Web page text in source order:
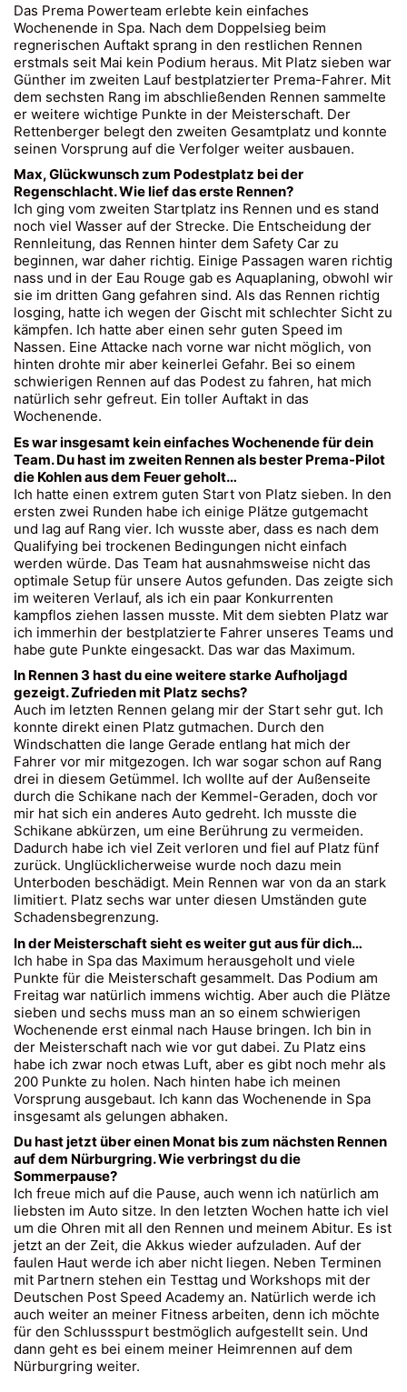
Das Prema Powerteam erlebte kein einfaches
Wochenende in Spa. Nach dem Doppelsieg beim
regnerischen Auftakt sprang in den restlichen Rennen
erstmals seit Mai kein Podium heraus. Mit Platz sieben war
Günther im zweiten Lauf bestplatzierter Prema-Fahrer. Mit
dem sechsten Rang im abschließenden Rennen sammelte
er weitere wichtige Punkte in der Meisterschaft. Der
Rettenberger belegt den zweiten Gesamtplatz und konnte
seinen Vorsprung auf die Verfolger weiter ausbauen.
Max, Glückwunsch zum Podestplatz bei der
Regenschlacht. Wie lief das erste Rennen?
Ich ging vom zweiten Startplatz ins Rennen und es stand
noch viel Wasser auf der Strecke. Die Entscheidung der
Rennleitung, das Rennen hinter dem Safety Car zu
beginnen, war daher richtig. Einige Passagen waren richtig
nass und in der Eau Rouge gab es Aquaplaning, obwohl wir
sie im dritten Gang gefahren sind. Als das Rennen richtig
losging, hatte ich wegen der Gischt mit schlechter Sicht zu
kämpfen. Ich hatte aber einen sehr guten Speed im
Nassen. Eine Attacke nach vorne war nicht möglich, von
hinten drohte mir aber keinerlei Gefahr. Bei so einem
schwierigen Rennen auf das Podest zu fahren, hat mich
natürlich sehr gefreut. Ein toller Auftakt in das
Wochenende.
Es war insgesamt kein einfaches Wochenende für dein
Team. Du hast im zweiten Rennen als bester Prema-Pilot
die Kohlen aus dem Feuer geholt…
Ich hatte einen extrem guten Start von Platz sieben. In den
ersten zwei Runden habe ich einige Plätze gutgemacht
und lag auf Rang vier. Ich wusste aber, dass es nach dem
Qualifying bei trockenen Bedingungen nicht einfach
werden würde. Das Team hat ausnahmsweise nicht das
optimale Setup für unsere Autos gefunden. Das zeigte sich
im weiteren Verlauf, als ich ein paar Konkurrenten
kampflos ziehen lassen musste. Mit dem siebten Platz war
ich immerhin der bestplatzierte Fahrer unseres Teams und
habe gute Punkte eingesackt. Das war das Maximum.
In Rennen 3 hast du eine weitere starke Aufholjagd
gezeigt. Zufrieden mit Platz sechs?
Auch im letzten Rennen gelang mir der Start sehr gut. Ich
konnte direkt einen Platz gutmachen. Durch den
Windschatten die lange Gerade entlang hat mich der
Fahrer vor mir mitgezogen. Ich war sogar schon auf Rang
drei in diesem Getümmel. Ich wollte auf der Außenseite
durch die Schikane nach der Kemmel-Geraden, doch vor
mir hat sich ein anderes Auto gedreht. Ich musste die
Schikane abkürzen, um eine Berührung zu vermeiden.
Dadurch habe ich viel Zeit verloren und fiel auf Platz fünf
zurück. Unglücklicherweise wurde noch dazu mein
Unterboden beschädigt. Mein Rennen war von da an stark
limitiert. Platz sechs war unter diesen Umständen gute
Schadensbegrenzung.
In der Meisterschaft sieht es weiter gut aus für dich…
Ich habe in Spa das Maximum herausgeholt und viele
Punkte für die Meisterschaft gesammelt. Das Podium am
Freitag war natürlich immens wichtig. Aber auch die Plätze
sieben und sechs muss man an so einem schwierigen
Wochenende erst einmal nach Hause bringen. Ich bin in
der Meisterschaft nach wie vor gut dabei. Zu Platz eins
habe ich zwar noch etwas Luft, aber es gibt noch mehr als
200 Punkte zu holen. Nach hinten habe ich meinen
Vorsprung ausgebaut. Ich kann das Wochenende in Spa
insgesamt als gelungen abhaken.
Du hast jetzt über einen Monat bis zum nächsten Rennen
auf dem Nürburgring. Wie verbringst du die
Sommerpause?
Ich freue mich auf die Pause, auch wenn ich natürlich am
liebsten im Auto sitze. In den letzten Wochen hatte ich viel
um die Ohren mit all den Rennen und meinem Abitur. Es ist
jetzt an der Zeit, die Akkus wieder aufzuladen. Auf der
faulen Haut werde ich aber nicht liegen. Neben Terminen
mit Partnern stehen ein Testtag und Workshops mit der
Deutschen Post Speed Academy an. Natürlich werde ich
auch weiter an meiner Fitness arbeiten, denn ich möchte
für den Schlussspurt bestmöglich aufgestellt sein. Und
dann geht es bei einem meiner Heimrennen auf dem
Nürburgring weiter.